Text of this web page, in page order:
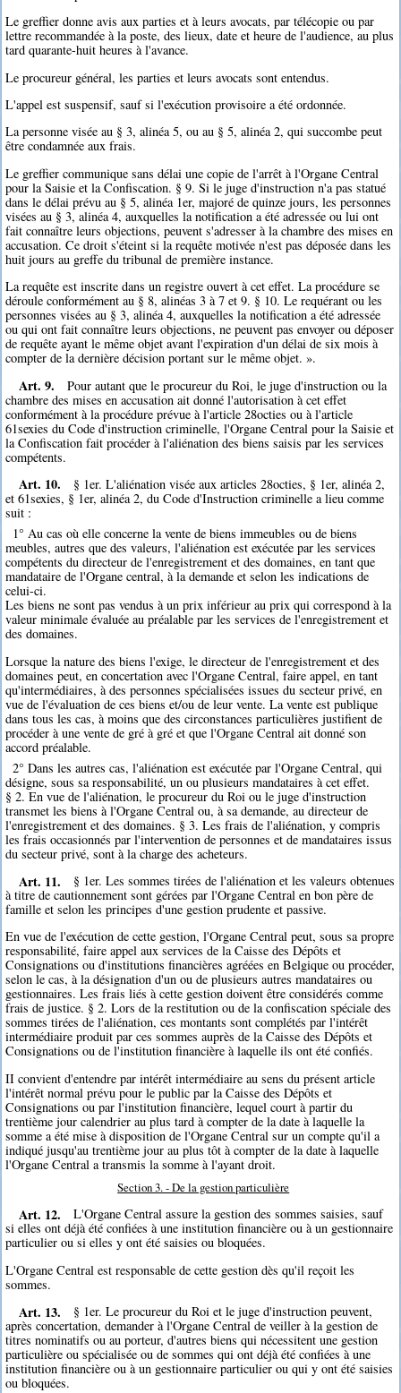
Le greffier donne avis aux parties et à leurs avocats, par télécopie ou par
lettre recommandée à la poste, des lieux, date et heure de l'audience, au plus
tard quarante-huit heures à l'avance.
Le procureur général, les parties et leurs avocats sont entendus.
L'appel est suspensif, sauf si l'exécution provisoire a été ordonnée.
La personne visée au § 3, alinéa 5, ou au § 5, alinéa 2, qui succombe peut
être condamnée aux frais.
Le greffier communique sans délai une copie de l'arrêt à l'Organe Central
pour la Saisie et la Confiscation. § 9. Si le juge d'instruction n'a pas statué
dans le délai prévu au § 5, alinéa 1er, majoré de quinze jours, les personnes
visées au § 3, alinéa 4, auxquelles la notification a été adressée ou lui ont
fait connaître leurs objections, peuvent s'adresser à la chambre des mises en
accusation. Ce droit s'éteint si la requête motivée n'est pas déposée dans les
huit jours au greffe du tribunal de première instance.
La requête est inscrite dans un registre ouvert à cet effet. La procédure se
déroule conformément au § 8, alinéas 3 à 7 et 9. § 10. Le requérant ou les
personnes visées au § 3, alinéa 4, auxquelles la notification a été adressée
ou qui ont fait connaître leurs objections, ne peuvent pas envoyer ou déposer
de requête ayant le même objet avant l'expiration d'un délai de six mois à
compter de la dernière décision portant sur le même objet. ».
Art. 9.
Pour autant que le procureur du Roi, le juge d'instruction ou la
chambre des mises en accusation ait donné l'autorisation à cet effet
conformément à la procédure prévue à l'article 28octies ou à l'article
61sexies du Code d'instruction criminelle, l'Organe Central pour la Saisie et
la Confiscation fait procéder à l'aliénation des biens saisis par les services
compétents.
Art. 10.
§ 1er. L'aliénation visée aux articles 28octies, § 1er, alinéa 2,
et 61sexies, § 1er, alinéa 2, du Code d'Instruction criminelle a lieu comme
suit :
1° Au cas où elle concerne la vente de biens immeubles ou de biens
meubles, autres que des valeurs, l'aliénation est exécutée par les services
compétents du directeur de l'enregistrement et des domaines, en tant que
mandataire de l'Organe central, à la demande et selon les indications de
celui-ci.
Les biens ne sont pas vendus à un prix inférieur au prix qui correspond à la
valeur minimale évaluée au préalable par les services de l'enregistrement et
des domaines.
Lorsque la nature des biens l'exige, le directeur de l'enregistrement et des
domaines peut, en concertation avec l'Organe Central, faire appel, en tant
qu'intermédiaires, à des personnes spécialisées issues du secteur privé, en
vue de l'évaluation de ces biens et/ou de leur vente. La vente est publique
dans tous les cas, à moins que des circonstances particulières justifient de
procéder à une vente de gré à gré et que l'Organe Central ait donné son
accord préalable.
2° Dans les autres cas, l'aliénation est exécutée par l'Organe Central, qui
désigne, sous sa responsabilité, un ou plusieurs mandataires à cet effet.
§ 2. En vue de l'aliénation, le procureur du Roi ou le juge d'instruction
transmet les biens à l'Organe Central ou, à sa demande, au directeur de
l'enregistrement et des domaines. § 3. Les frais de l'aliénation, y compris
les frais occasionnés par l'intervention de personnes et de mandataires issus
du secteur privé, sont à la charge des acheteurs.
Art. 11.
§ 1er. Les sommes tirées de l'aliénation et les valeurs obtenues
à titre de cautionnement sont gérées par l'Organe Central en bon père de
famille et selon les principes d'une gestion prudente et passive.
En vue de l'exécution de cette gestion, l'Organe Central peut, sous sa propre
responsabilité, faire appel aux services de la Caisse des Dépôts et
Consignations ou d'institutions financières agréées en Belgique ou procéder,
selon le cas, à la désignation d'un ou de plusieurs autres mandataires ou
gestionnaires. Les frais liés à cette gestion doivent être considérés comme
frais de justice. § 2. Lors de la restitution ou de la confiscation spéciale des
sommes tirées de l'aliénation, ces montants sont complétés par l'intérêt
intermédiaire produit par ces sommes auprès de la Caisse des Dépôts et
Consignations ou de l'institution financière à laquelle ils ont été confiés.
II convient d'entendre par intérêt intermédiaire au sens du présent article
l'intérêt normal prévu pour le public par la Caisse des Dépôts et
Consignations ou par l'institution financière, lequel court à partir du
trentième jour calendrier au plus tard à compter de la date à laquelle la
somme a été mise à disposition de l'Organe Central sur un compte qu'il a
indiqué jusqu'au trentième jour au plus tôt à compter de la date à laquelle
l'Organe Central a transmis la somme à l'ayant droit.
Section 3. - De la gestion particulière
Art. 12.
L'Organe Central assure la gestion des sommes saisies, sauf
si elles ont déjà été confiées à une institution financière ou à un gestionnaire
particulier ou si elles y ont été saisies ou bloquées.
L'Organe Central est responsable de cette gestion dès qu'il reçoit les
sommes.
Art. 13.
§ 1er. Le procureur du Roi et le juge d'instruction peuvent,
après concertation, demander à l'Organe Central de veiller à la gestion de
titres nominatifs ou au porteur, d'autres biens qui nécessitent une gestion
particulière ou spécialisée ou de sommes qui ont déjà été confiées à une
institution financière ou à un gestionnaire particulier ou qui y ont été saisies
ou bloquées.